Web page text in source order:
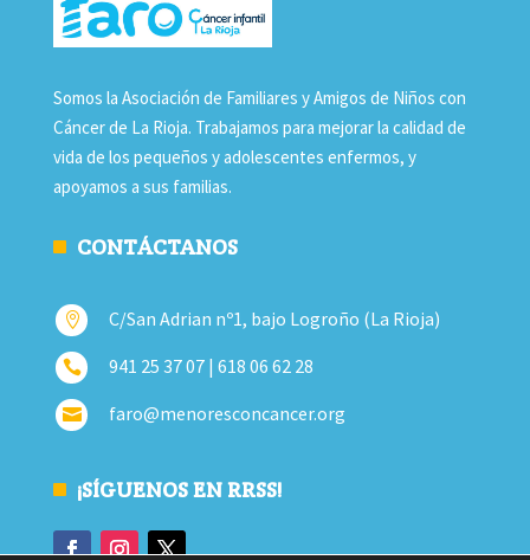
Somos la Asociación de Familiares y Amigos de Niños con
Cáncer de La Rioja. Trabajamos para mejorar la calidad de
vida de los pequeños y adolescentes enfermos, y
apoyamos a sus familias.
CONTÁCTANOS
 C/San Adrian nº1, bajo Logroño (La Rioja)
 941 25 37 07 | 618 06 62 28
 faro@menoresconcancer.org
¡SÍGUENOS EN RRSS!